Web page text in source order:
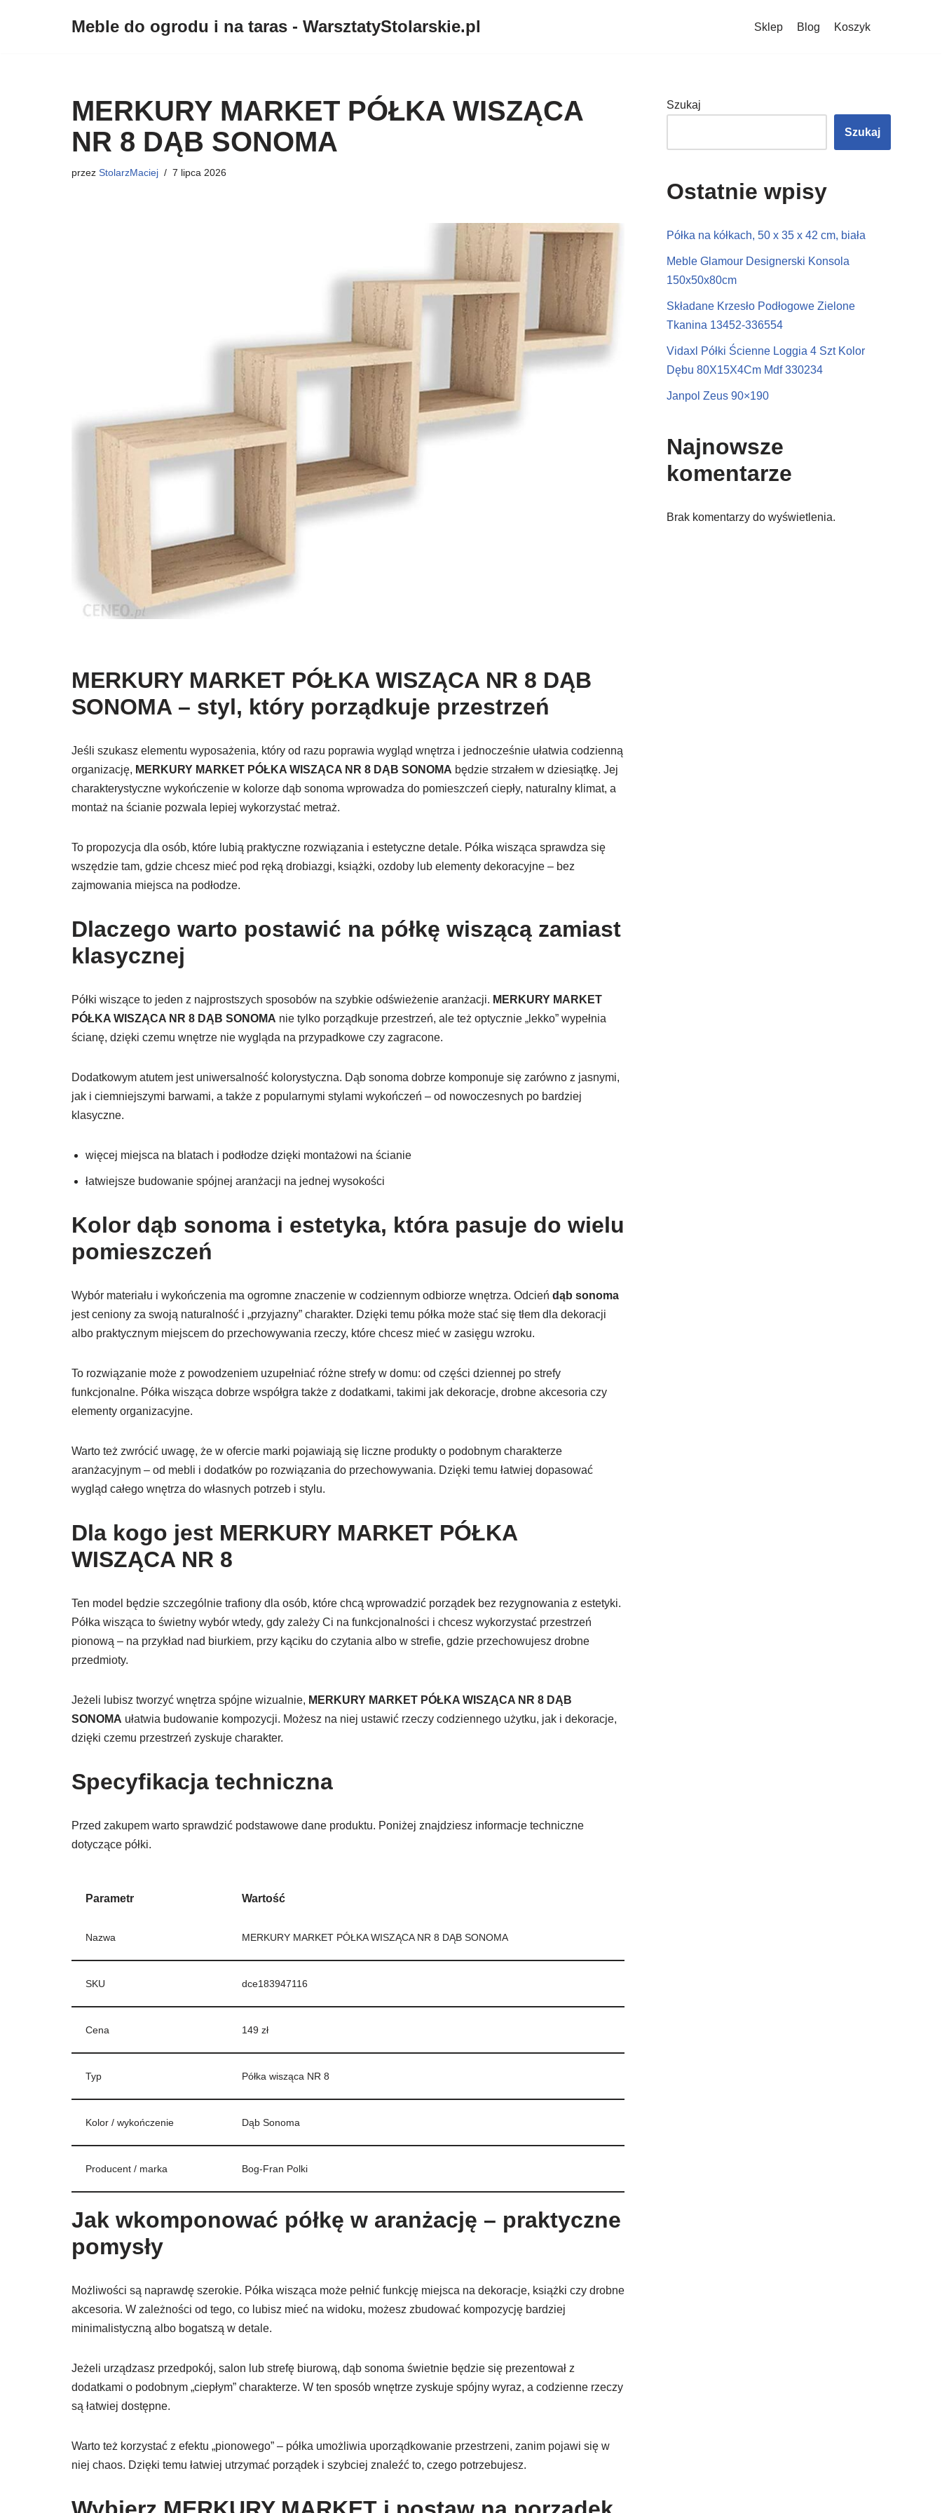
Meble do ogrodu i na taras - WarsztatyStolarskie.pl Sklep Blog Koszyk
MERKURY MARKET PÓŁKA WISZĄCA
NR 8 DĄB SONOMA
przez StolarzMaciej 7 lipca 2026
MERKURY MARKET PÓŁKA WISZĄCA NR 8 DĄB
SONOMA – styl, który porządkuje przestrzeń
Jeśli szukasz elementu wyposażenia, który od razu poprawia wygląd wnętrza i jednocześnie ułatwia codzienną
organizację, MERKURY MARKET PÓŁKA WISZĄCA NR 8 DĄB SONOMA będzie strzałem w dziesiątkę. Jej
charakterystyczne wykończenie w kolorze dąb sonoma wprowadza do pomieszczeń ciepły, naturalny klimat, a
montaż na ścianie pozwala lepiej wykorzystać metraż.
To propozycja dla osób, które lubią praktyczne rozwiązania i estetyczne detale. Półka wisząca sprawdza się
wszędzie tam, gdzie chcesz mieć pod ręką drobiazgi, książki, ozdoby lub elementy dekoracyjne – bez
zajmowania miejsca na podłodze.
Dlaczego warto postawić na półkę wiszącą zamiast
klasycznej
Półki wiszące to jeden z najprostszych sposobów na szybkie odświeżenie aranżacji. MERKURY MARKET
PÓŁKA WISZĄCA NR 8 DĄB SONOMA nie tylko porządkuje przestrzeń, ale też optycznie „lekko” wypełnia
ścianę, dzięki czemu wnętrze nie wygląda na przypadkowe czy zagracone.
Dodatkowym atutem jest uniwersalność kolorystyczna. Dąb sonoma dobrze komponuje się zarówno z jasnymi,
jak i ciemniejszymi barwami, a także z popularnymi stylami wykończeń – od nowoczesnych po bardziej
klasyczne.
więcej miejsca na blatach i podłodze dzięki montażowi na ścianie
łatwiejsze budowanie spójnej aranżacji na jednej wysokości
Kolor dąb sonoma i estetyka, która pasuje do wielu
pomieszczeń
Wybór materiału i wykończenia ma ogromne znaczenie w codziennym odbiorze wnętrza. Odcień dąb sonoma
jest ceniony za swoją naturalność i „przyjazny” charakter. Dzięki temu półka może stać się tłem dla dekoracji
albo praktycznym miejscem do przechowywania rzeczy, które chcesz mieć w zasięgu wzroku.
To rozwiązanie może z powodzeniem uzupełniać różne strefy w domu: od części dziennej po strefy
funkcjonalne. Półka wisząca dobrze współgra także z dodatkami, takimi jak dekoracje, drobne akcesoria czy
elementy organizacyjne.
Warto też zwrócić uwagę, że w ofercie marki pojawiają się liczne produkty o podobnym charakterze
aranżacyjnym – od mebli i dodatków po rozwiązania do przechowywania. Dzięki temu łatwiej dopasować
wygląd całego wnętrza do własnych potrzeb i stylu.
Dla kogo jest MERKURY MARKET PÓŁKA
WISZĄCA NR 8
Ten model będzie szczególnie trafiony dla osób, które chcą wprowadzić porządek bez rezygnowania z estetyki.
Półka wisząca to świetny wybór wtedy, gdy zależy Ci na funkcjonalności i chcesz wykorzystać przestrzeń
pionową – na przykład nad biurkiem, przy kąciku do czytania albo w strefie, gdzie przechowujesz drobne
przedmioty.
Jeżeli lubisz tworzyć wnętrza spójne wizualnie, MERKURY MARKET PÓŁKA WISZĄCA NR 8 DĄB
SONOMA ułatwia budowanie kompozycji. Możesz na niej ustawić rzeczy codziennego użytku, jak i dekoracje,
dzięki czemu przestrzeń zyskuje charakter.
Specyfikacja techniczna
Przed zakupem warto sprawdzić podstawowe dane produktu. Poniżej znajdziesz informacje techniczne
dotyczące półki.
Parametr Wartość
Nazwa MERKURY MARKET PÓŁKA WISZĄCA NR 8 DĄB SONOMA
SKU dce183947116
Cena 149 zł
Typ Półka wisząca NR 8
Kolor / wykończenie Dąb Sonoma
Producent / marka Bog-Fran Polki
Jak wkomponować półkę w aranżację – praktyczne
pomysły
Możliwości są naprawdę szerokie. Półka wisząca może pełnić funkcję miejsca na dekoracje, książki czy drobne
akcesoria. W zależności od tego, co lubisz mieć na widoku, możesz zbudować kompozycję bardziej
minimalistyczną albo bogatszą w detale.
Jeżeli urządzasz przedpokój, salon lub strefę biurową, dąb sonoma świetnie będzie się prezentował z
dodatkami o podobnym „ciepłym” charakterze. W ten sposób wnętrze zyskuje spójny wyraz, a codzienne rzeczy
są łatwiej dostępne.
Warto też korzystać z efektu „pionowego” – półka umożliwia uporządkowanie przestrzeni, zanim pojawi się w
niej chaos. Dzięki temu łatwiej utrzymać porządek i szybciej znaleźć to, czego potrzebujesz.
Szukaj
Szukaj
Ostatnie wpisy
Półka na kółkach, 50 x 35 x 42 cm, biała
Meble Glamour Designerski Konsola
150x50x80cm
Składane Krzesło Podłogowe Zielone
Tkanina 13452-336554
Vidaxl Półki Ścienne Loggia 4 Szt Kolor
Dębu 80X15X4Cm Mdf 330234
Janpol Zeus 90×190
Najnowsze
komentarze
Brak komentarzy do wyświetlenia.